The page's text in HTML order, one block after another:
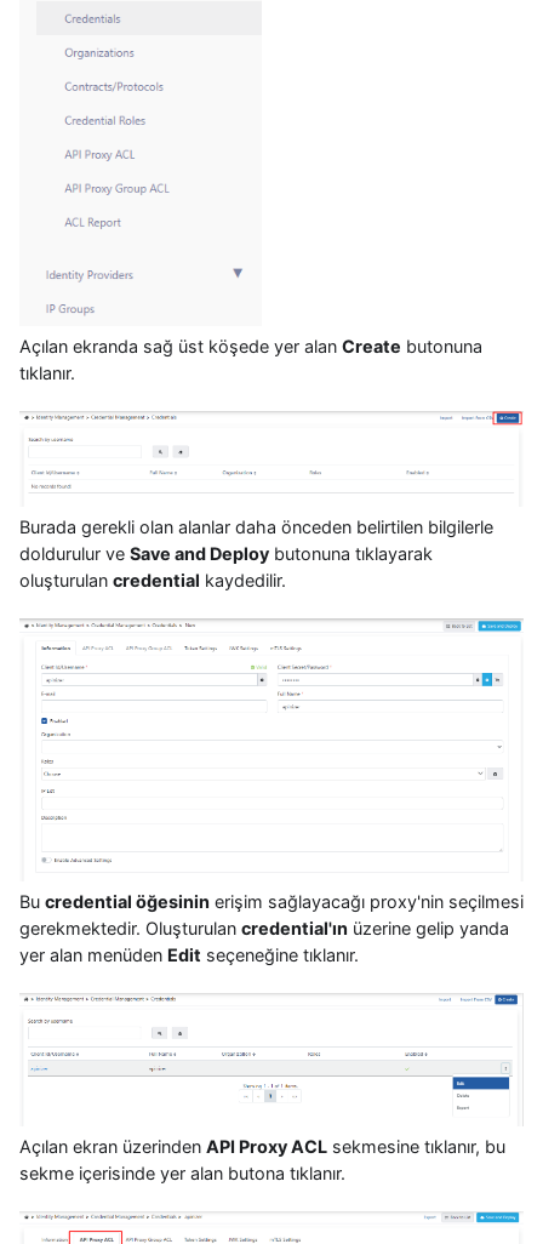
Açılan ekranda sağ üst köşede yer alan Create butonuna
tıklanır.
Burada gerekli olan alanlar daha önceden belirtilen bilgilerle
doldurulur ve Save and Deploy butonuna tıklayarak
oluşturulan credential kaydedilir.
Bu credential öğesinin erişim sağlayacağı proxy'nin seçilmesi
gerekmektedir. Oluşturulan credential'ın üzerine gelip yanda
yer alan menüden Edit seçeneğine tıklanır.
Açılan ekran üzerinden API Proxy ACL sekmesine tıklanır, bu
sekme içerisinde yer alan butona tıklanır.